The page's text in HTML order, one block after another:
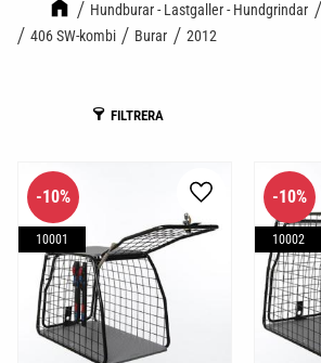
Hundburar - Lastgaller - Hundgrindar
406 SW-kombi
Burar 2012
FILTRERA
10%
10001
Lägg till i favoriter
10%
10002